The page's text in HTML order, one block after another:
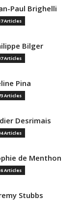
Paul Brighelli
Articles
Bilger
Articles
Pina
Articles
Desrimais
Articles
de Menthon
Articles
Stubbs